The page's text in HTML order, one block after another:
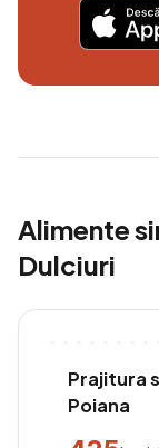
Alimente
Dulciuri
Prajitura
Poiana